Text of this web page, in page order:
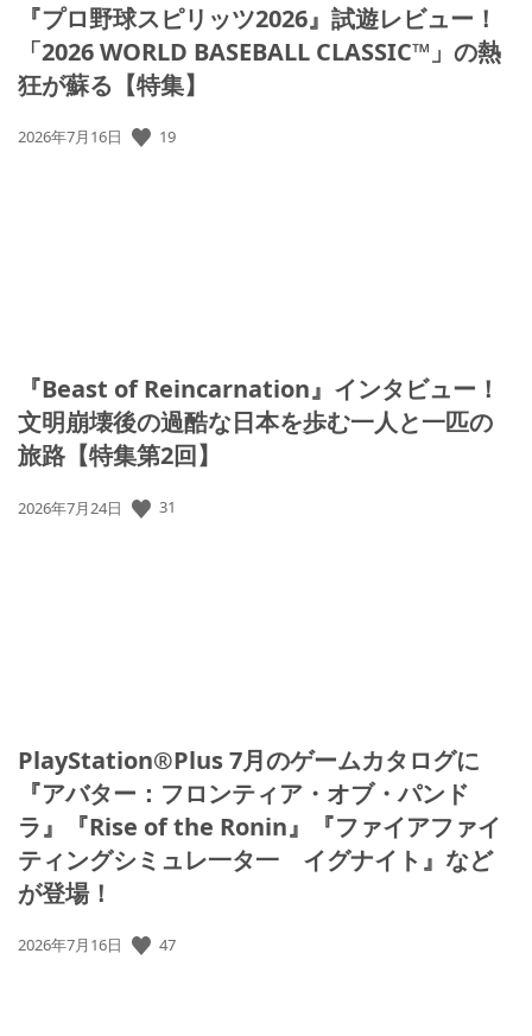
『プロ野球スピリッツ2026』試遊レビュー！
「2026 WORLD BASEBALL CLASSIC™」の熱
狂が蘇る【特集】
公
2026年7月16日 19
『Beast of Reincarnation』インタビュー！
文明崩壊後の過酷な日本を歩む一人と一匹の
旅路【特集第2回】
公
2026年7月24日 31
PlayStation®Plus 7月のゲームカタログに
『アバター：フロンティア・オブ・パンド
ラ』『Rise of the Ronin』『ファイアファイ
ティングシミュレ一タ一 イグナイト』など
が登場！
公
2026年7月16日 47